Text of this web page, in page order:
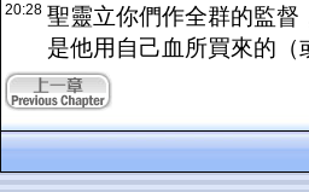
20:28 聖靈立你們作全群的監
是他用自己血所買來的（